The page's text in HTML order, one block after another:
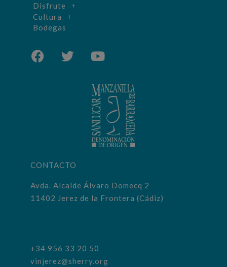
Disfrute
Cultura
Bodegas
CONTACTO
Avda. Alcalde Álvaro Domecq 2
11402 Jerez de la Frontera (Cádiz)
+34 956 33 20 50
vinjerez@sherry.org